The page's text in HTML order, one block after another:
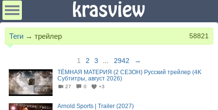
Теги → трейлер 58821
1 2 3 2942 →
02:27
ТЁМНАЯ МАТЕРИЯ (2 СЕЗОН) Русский трейлер (4K
Субтитры, август 2026)
27 0 +3
Arnold Sports | Trailer (2027)